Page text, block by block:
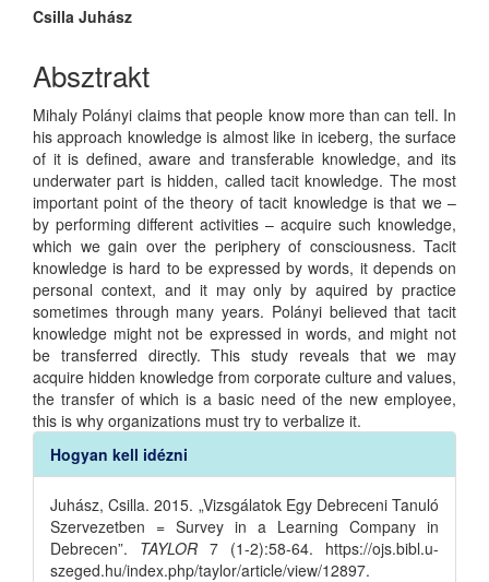
Main
Article
Content
Csilla Juhász
Absztrakt
Mihaly Polányi claims that people know more than can tell. In
his approach knowledge is almost like in iceberg, the surface
of it is defined, aware and transferable knowledge, and its
underwater part is hidden, called tacit knowledge. The most
important point of the theory of tacit knowledge is that we –
by performing different activities – acquire such knowledge,
which we gain over the periphery of consciousness. Tacit
knowledge is hard to be expressed by words, it depends on
personal context, and it may only by aquired by practice
sometimes through many years. Polányi believed that tacit
knowledge might not be expressed in words, and might not
be transferred directly. This study reveals that we may
acquire hidden knowledge from corporate culture and values,
the transfer of which is a basic need of the new employee,
this is why organizations must try to verbalize it.
Article
Details
Hogyan kell idézni
Juhász, Csilla. 2015. „Vizsgálatok Egy Debreceni Tanuló
Szervezetben = Survey in a Learning Company in
Debrecen”. TAYLOR 7 (1-2):58-64. https://ojs.bibl.u-
szeged.hu/index.php/taylor/article/view/12897.